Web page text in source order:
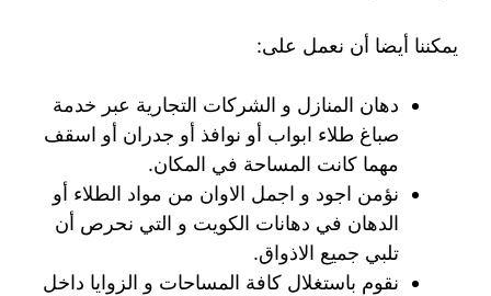
يمكننا أيضا أن نعمل على:
دهان المنازل و الشركات التجارية عبر خدمة
صباغ طلاء ابواب أو نوافذ أو جدران أو اسقف
مهما كانت المساحة في المكان.
نؤمن اجود و اجمل الاوان من مواد الطلاء أو
الدهان في دهانات الكويت و التي نحرص أن
تلبي جميع الاذواق.
نقوم باستغلال كافة المساحات و الزوايا داخل